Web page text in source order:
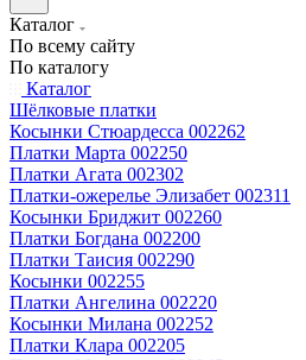
Каталог
По всему сайту
По каталогу
Каталог
Шёлковые платки
Косынки Стюардесса 002262
Платки Марта 002250
Платки Агата 002302
Платки-ожерелье Элизабет 002311
Косынки Бриджит 002260
Платки Богдана 002200
Платки Таисия 002290
Косынки 002255
Платки Ангелина 002220
Косынки Милана 002252
Платки Клара 002205